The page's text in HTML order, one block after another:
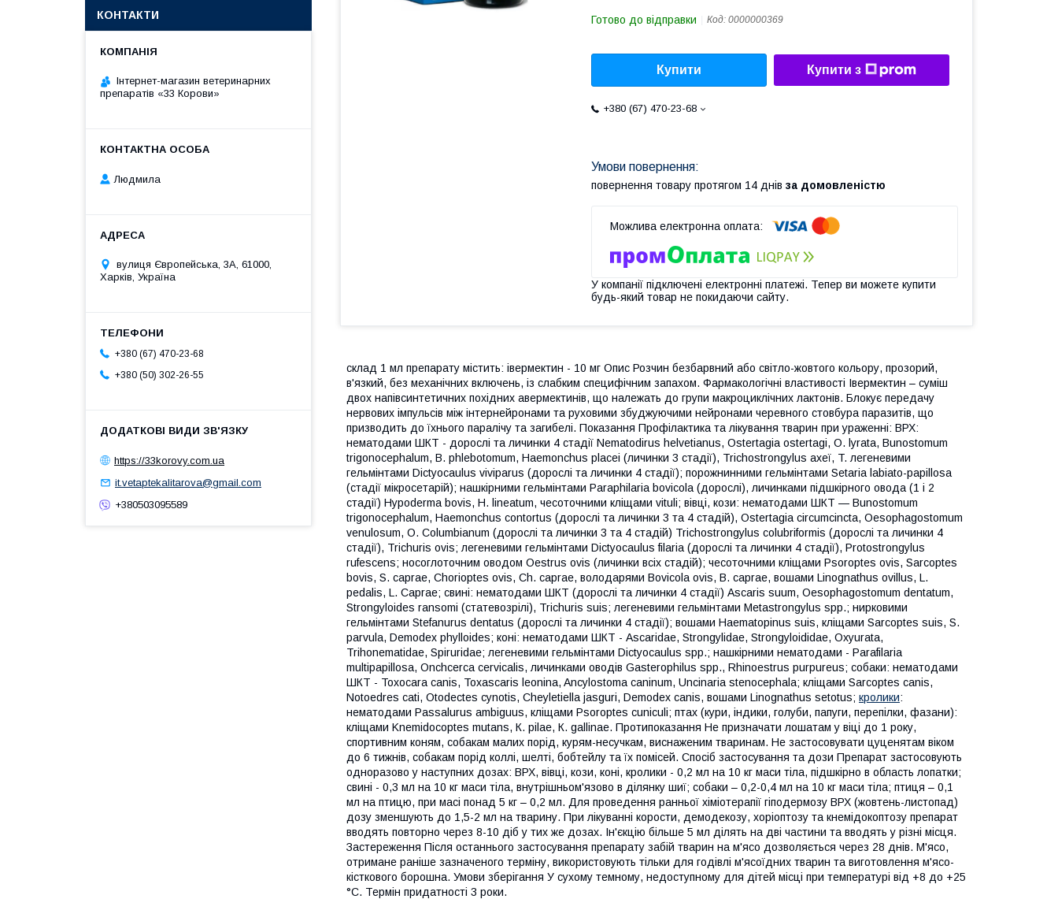
Готово до відправки Код: 0000000369
Купити Купити з
+380 (67) 470-23-68
повернення товару протягом 14 днів за домовленістю
У компанії підключені електронні платежі. Тепер ви можете купити
будь-який товар не покидаючи сайту.
склад 1 мл препарату містить: івермектин - 10 мг Опис Розчин безбарвний або світло-жовтого кольору, прозорий,
в'язкий, без механічних включень, із слабким специфічним запахом. Фармакологічні властивості Івермектин – суміш
двох напівсинтетичних похідних авермектинів, що належать до групи макроциклічних лактонів. Блокує передачу
нервових імпульсів між інтернейронами та руховими збуджуючими нейронами черевного стовбура паразитів, що
призводить до їхнього паралічу та загибелі. Показання Профілактика та лікування тварин при ураженні: ВРХ:
нематодами ШКТ - дорослі та личинки 4 стадії Nematodirus helvetianus, Ostertagia ostertagi, О. lyrata, Bunostomum
trigonocephalum, B. phlebotomum, Haemonchus placei (личинки 3 стадії), Trichostrongylus ахеї, T. легеневими
гельмінтами Dictyocaulus viviparus (дорослі та личинки 4 стадії); порожнинними гельмінтами Setaria labiato-papillosa
(стадії мікросетарій); нашкірними гельмінтами Paraphilaria bovicola (дорослі), личинками підшкірного овода (1 і 2
стадії) Hypoderma bovis, H. lineatum, чесоточними кліщами vituli; вівці, кози: нематодами ШКТ — Bunostomum
trigonocephalum, Haemonchus contortus (дорослі та личинки 3 та 4 стадій), Ostertagia circumcincta, Oesophagostomum
venulosum, O. Сolumbianum (дорослі та личинки 3 та 4 стадій) Trichostrongylus colubriformis (дорослі та личинки 4
стадії), Trichuris ovis; легеневими гельмінтами Dictyocaulus filariа (дорослі та личинки 4 стадії), Protostrongylus
rufescens; носоглоточним оводом Oestrus ovis (личинки всіх стадій); чесоточними кліщами Psoroptes ovis, Sarcoptes
bovis, S. caprae, Chorioptes ovis, Ch. caprae, володарями Bovicola ovis, B. caprae, вошами Linognathus ovillus, L.
pedalis, L. Caprae; свині: нематодами ШКТ (дорослі та личинки 4 стадії) Ascaris suum, Oesophagostomum dentatum,
Strongyloides ransomi (статевозрілі), Trichuris suis; легеневими гельмінтами Metastrongylus spp.; нирковими
гельмінтами Stefanurus dentatus (дорослі та личинки 4 стадії); вошами Haematopinus suis, кліщами Sarcoptes suis, S.
parvula, Demodex phylloides; коні: нематодами ШКТ - Ascaridae, Strongylidae, Strongyloididae, Oxyurata,
Trihonematidae, Spiruridae; легеневими гельмінтами Dictyocaulus spp.; нашкірними нематодами - Parafilaria
multipapillosa, Onchcerca cervicalis, личинками оводів Gasterophilus spp., Rhinoestrus purpureus; собаки: нематодами
ШКТ - Toxocara canis, Toxascaris leonina, Ancylostoma caninum, Uncinaria stenocephala; кліщами Sarcoptes canis,
Notoedres cati, Otodectes cynotis, Cheyletiella jasguri, Demodex canis, вошами Linognathus setotus; кролики:
нематодами Passalurus ambiguus, кліщами Psoroptes cuniculi; птах (кури, індики, голуби, папуги, перепілки, фазани):
кліщами Knemidocoptes mutаns, К. pilae, К. gallinae. Протипоказання Не призначати лошатам у віці до 1 року,
спортивним коням, собакам малих порід, курям-несучкам, виснаженим тваринам. Не застосовувати цуценятам віком
до 6 тижнів, собакам порід коллі, шелті, бобтейлу та їх помісей. Спосіб застосування та дози Препарат застосовують
одноразово у наступних дозах: ВРХ, вівці, кози, коні, кролики - 0,2 мл на 10 кг маси тіла, підшкірно в область лопатки;
свині - 0,3 мл на 10 кг маси тіла, внутрішньом'язово в ділянку шиї; собаки – 0,2-0,4 мл на 10 кг маси тіла; птиця – 0,1
мл на птицю, при масі понад 5 кг – 0,2 мл. Для проведення ранньої хіміотерапії гіподермозу ВРХ (жовтень-листопад)
дозу зменшують до 1,5-2 мл на тварину. При лікуванні корости, демодекозу, хоріоптозу та кнемідокоптозу препарат
вводять повторно через 8-10 діб у тих же дозах. Ін'єкцію більше 5 мл ділять на дві частини та вводять у різні місця.
Застереження Після останнього застосування препарату забій тварин на м'ясо дозволяється через 28 днів. М'ясо,
отримане раніше зазначеного терміну, використовують тільки для годівлі м'ясоїдних тварин та виготовлення м'ясо-
кісткового борошна. Умови зберігання У сухому темному, недоступному для дітей місці при температурі від +8 до +25
°С. Термін придатності 3 роки.
КОНТАКТИ
Інтернет-магазин ветеринарних
препаратів «33 Корови»
Людмила
вулиця Європейська, 3А, 61000,
Харків, Україна
+380 (67) 470-23-68
+380 (50) 302-26-55
https://33korovy.com.ua
it.vetaptekalitarova@gmail.com
+380503095589